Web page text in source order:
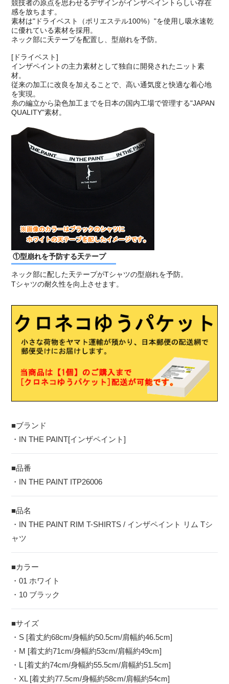
競技者の原点を思わせるデザインがインザペイントらしい存在
感を放ちます。
素材は"ドライベスト（ポリエステル100%）"を使用し吸水速乾
に優れている素材を採用。
ネック部に天テープを配置し、型崩れを予防。
[ドライベスト]
インザペイントの主力素材として独自に開発されたニット素
材。
従来の加工に改良を加えることで、高い通気度と快適な着心地
を実現。
糸の編立から染色加工までを日本の国内工場で管理する"JAPAN
QUALITY"素材。
①型崩れを予防する天テープ
ネック部に配した天テープがTシャツの型崩れを予防。
Tシャツの耐久性を向上させます。
■ブランド
・IN THE PAINT[インザペイント]
■品番
・IN THE PAINT ITP26006
■品名
・IN THE PAINT RIM T-SHIRTS / インザペイント リム Tシ
ャツ
■カラー
・01 ホワイト
・10 ブラック
■サイズ
・S [着丈約68cm/身幅約50.5cm/肩幅約46.5cm]
・M [着丈約71cm/身幅約53cm/肩幅約49cm]
・L [着丈約74cm/身幅約55.5cm/肩幅約51.5cm]
・XL [着丈約77.5cm/身幅約58cm/肩幅約54cm]